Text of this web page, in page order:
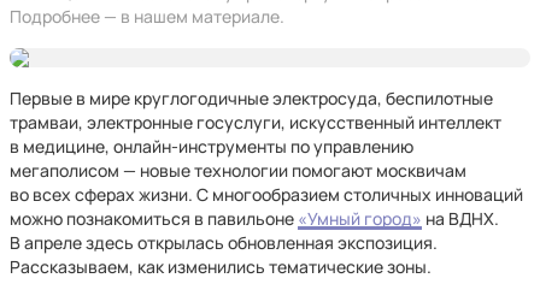
Подробнее — в нашем материале.
Первые в мире круглогодичные электросуда, беспилотные
трамваи, электронные госуслуги, искусственный интеллект
в медицине, онлайн-инструменты по управлению
мегаполисом — новые технологии помогают москвичам
во всех сферах жизни. С многообразием столичных инноваций
можно познакомиться в павильоне «Умный город» на ВДНХ.
В апреле здесь открылась обновленная экспозиция.
Рассказываем, как изменились тематические зоны.